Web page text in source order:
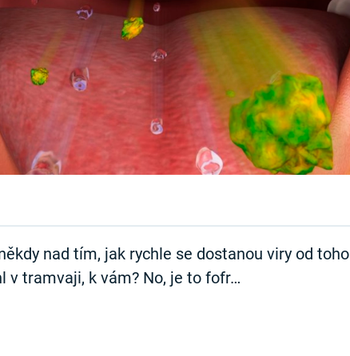
nad tím, jak rychle se dostanou viry od toho
v tramvaji, k vám? No, je to fofr…